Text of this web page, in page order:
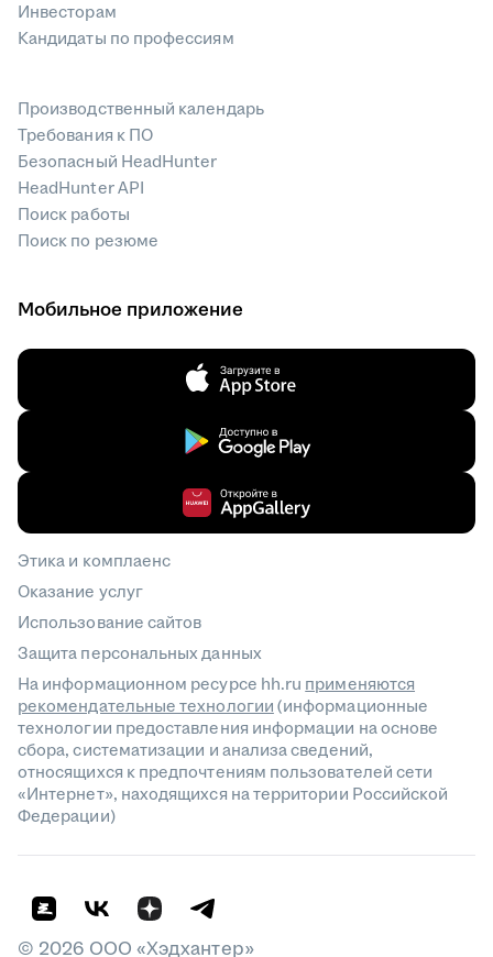
Инвесторам
Кандидаты по профессиям
Производственный календарь
Требования к ПО
Безопасный HeadHunter
HeadHunter API
Поиск работы
Поиск по резюме
Мобильное приложение
Этика и комплаенс
Оказание услуг
Использование сайтов
Защита персональных данных
На информационном ресурсе hh.ru применяются
рекомендательные технологии(информационные
технологии предоставления информации на основе
сбора, систематизации и анализа сведений,
относящихся к предпочтениям пользователей сети
«Интернет», находящихся на территории Российской
Федерации)
© 2026 ООО «Хэдхантер»